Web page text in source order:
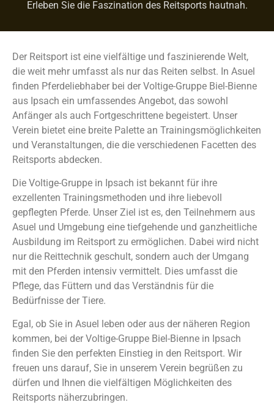
Erleben Sie die Faszination des Reitsports hautnah.
Der Reitsport ist eine vielfältige und faszinierende Welt,
die weit mehr umfasst als nur das Reiten selbst. In Asuel
finden Pferdeliebhaber bei der Voltige-Gruppe Biel-Bienne
aus Ipsach ein umfassendes Angebot, das sowohl
Anfänger als auch Fortgeschrittene begeistert. Unser
Verein bietet eine breite Palette an Trainingsmöglichkeiten
und Veranstaltungen, die die verschiedenen Facetten des
Reitsports abdecken.
Die Voltige-Gruppe in Ipsach ist bekannt für ihre
exzellenten Trainingsmethoden und ihre liebevoll
gepflegten Pferde. Unser Ziel ist es, den Teilnehmern aus
Asuel und Umgebung eine tiefgehende und ganzheitliche
Ausbildung im Reitsport zu ermöglichen. Dabei wird nicht
nur die Reittechnik geschult, sondern auch der Umgang
mit den Pferden intensiv vermittelt. Dies umfasst die
Pflege, das Füttern und das Verständnis für die
Bedürfnisse der Tiere.
Egal, ob Sie in Asuel leben oder aus der näheren Region
kommen, bei der Voltige-Gruppe Biel-Bienne in Ipsach
finden Sie den perfekten Einstieg in den Reitsport. Wir
freuen uns darauf, Sie in unserem Verein begrüßen zu
dürfen und Ihnen die vielfältigen Möglichkeiten des
Reitsports näherzubringen.